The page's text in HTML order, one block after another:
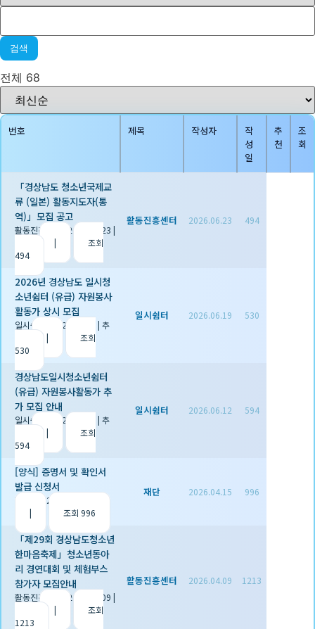
검색
전체 68
번호 제목 작성자
작
성
일
추
천
조
회
「경상남도 청소년국제교
류 (일본) 활동지도자(통
역)」모집 공고
활동진흥센터 2026.06.23 |
|
조회
494
활동진흥센터 2026.06.23 494
2026년 경상남도 일시청
소년쉼터 (유급) 자원봉사
활동가 상시 모집
일시쉼터 2026.06.19 | 추
|
조회
530
일시쉼터 2026.06.19 530
경상남도일시청소년쉼터
(유급) 자원봉사활동가 추
가 모집 안내
일시쉼터 2026.06.12 | 추
|
조회
594
일시쉼터 2026.06.12 594
[양식] 증명서 및 확인서
발급 신청서
재단 2026.04.15
|
조회 996
재단 2026.04.15 996
「제29회 경상남도청소년
한마음축제」청소년동아
리 경연대회 및 체험부스
참가자 모집안내
활동진흥센터 2026.04.09 |
|
조회
1213
활동진흥센터 2026.04.09 1213